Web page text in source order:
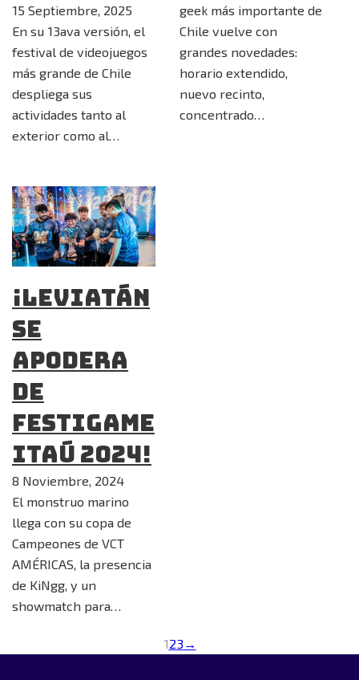
15 Septiembre, 2025
En su 13ava versión, el
festival de videojuegos
más grande de Chile
despliega sus
actividades tanto al
exterior como al…
geek más importante de
Chile vuelve con
grandes novedades:
horario extendido,
nuevo recinto,
concentrado…
¡Leviatán
se
apodera
de
FestiGame
Itaú 2024!
8 Noviembre, 2024
El monstruo marino
llega con su copa de
Campeones de VCT
AMÉRICAS, la presencia
de KiNgg, y un
showmatch para…
123→